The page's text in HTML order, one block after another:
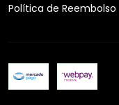
Política de Reembolso